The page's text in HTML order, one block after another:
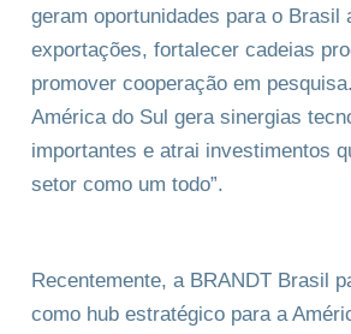
geram oportunidades para o Brasil
exportações, fortalecer cadeias
promover cooperação em
América do Sul gera sinergias
importantes e atrai investimentos
setor como um todo”.
Recentemente, a BRANDT Brasil
como hub estratégico para a